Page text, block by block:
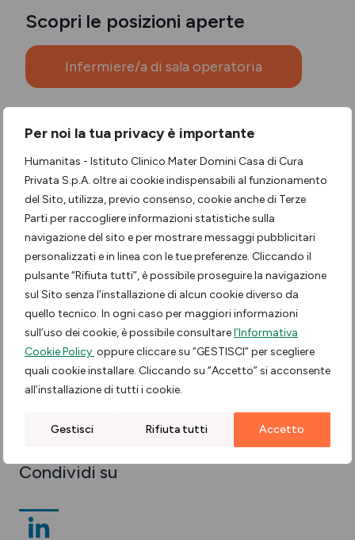
Per noi la tua privacy è importante
Humanitas - Istituto Clinico Mater Domini Casa di Cura
Privata S.p.A. oltre ai cookie indispensabili al funzionamento
del Sito, utilizza, previo consenso, cookie anche di Terze
Parti per raccogliere informazioni statistiche sulla
navigazione del sito e per mostrare messaggi pubblicitari
personalizzati e in linea con le tue preferenze. Cliccando il
pulsante “Rifiuta tutti”, è possibile proseguire la navigazione
sul Sito senza l’installazione di alcun cookie diverso da
quello tecnico. In ogni caso per maggiori informazioni
sull’uso dei cookie, è possibile consultarel’Informativa
Cookie Policy oppure cliccare su “GESTISCI” per scegliere
quali cookie installare. Cliccando su “Accetto” si acconsente
all’installazione di tutti i cookie.
Gestisci Rifiuta tutti Accetto
Scopri le posizioni aperte
Infermiere/a di sala operatoria
Infermiere/a di degenza
Infermiere/a di area critica
(Pronto Soccorso)
Continua a
scoprire le
Condividi su